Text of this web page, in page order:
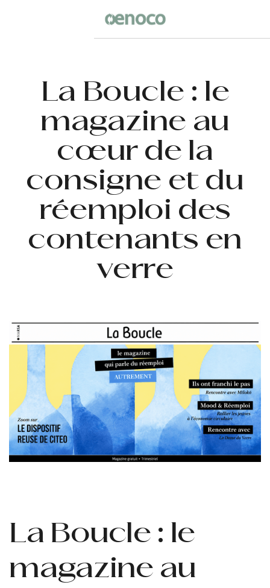
La Boucle : le
magazine au
cœur de la
consigne et du
réemploi des
contenants en
verre
La Boucle : le
magazine au